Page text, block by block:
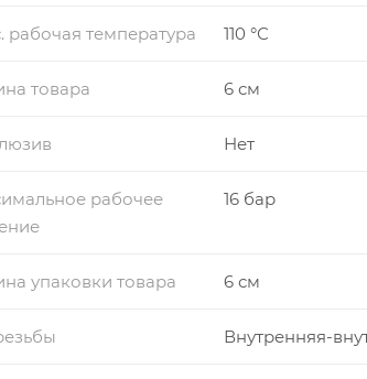
вниз
рабочая температура 110 °С
товара 6 см
Нет
рабочее
16 бар
упаковки товара 6 см
Внутренняя-